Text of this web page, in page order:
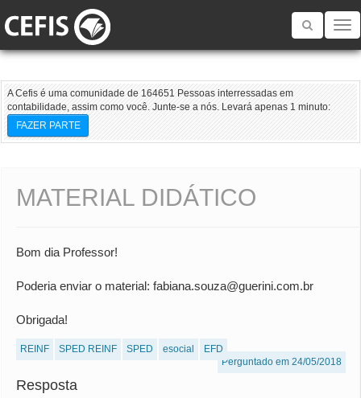
Toggle
A Cefis é uma comunidade de 164651 Pessoas interressadas em
contabilidade, assim como você. Junte-se a nós. Levará apenas 1 minuto:
FAZER PARTE
MATERIAL DIDÁTICO
Bom dia Professor!
Poderia enviar o material: fabiana.souza@guerini.com.br
Obrigada!
REINF SPED REINF SPED esocial
EFD
Perguntado em 24/05/2018
Resposta